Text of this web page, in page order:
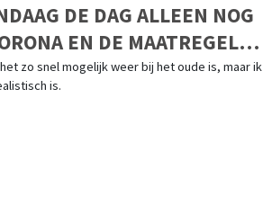
DE DAG ALLEEN NOG
EN DE MAATREGELEN
zo snel mogelijk weer bij het oude is, maar ik
is.